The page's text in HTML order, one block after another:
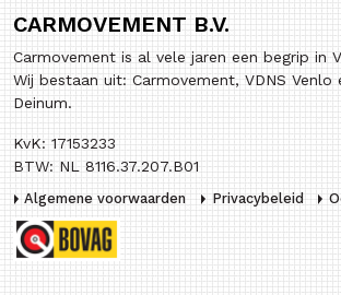
CARMOVEMENT B.V.
Carmovement is al vele jaren een begrip in
Wij bestaan uit: Carmovement, VDNS Venlo
Deinum.
KvK: 17153233
BTW: NL 8116.37.207.B01
Algemene voorwaarden Privacybeleid